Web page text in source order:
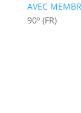
AVEC
90º (FR)